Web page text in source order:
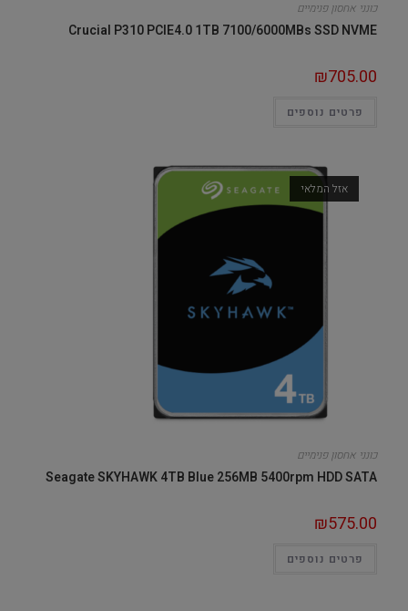
כונני אחסון פנימיים
Crucial P310 PCIE4.0 1TB 7100/6000MBs SSD NVME
₪705.00
פרטים נוספים
אזל המלאי
כונני אחסון פנימיים
Seagate SKYHAWK 4TB Blue 256MB 5400rpm HDD SATA
₪575.00
פרטים נוספים